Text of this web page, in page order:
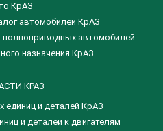
КрАЗ
автомобилей КрАЗ
автомобилей
назначения КрАЗ
КРАЗ
единиц и деталей КрАЗ
и деталей к двигателям